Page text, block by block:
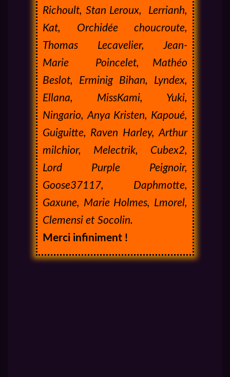
Richoult, Stan Leroux, Lerrianh,
Kat, Orchidée choucroute,
Thomas Lecavelier, Jean-
Marie Poincelet, Mathéo
Beslot, Erminig Bihan, Lyndex,
Ellana, MissKami, Yuki,
Ningario, Anya Kristen, Kapoué,
Guiguitte, Raven Harley, Arthur
milchior, Melectrik, Cubex2,
Lord Purple Peignoir,
Goose37117, Daphmotte,
Gaxune, Marie Holmes, Lmorel,
Clemensi et Socolin.
Merci infiniment !